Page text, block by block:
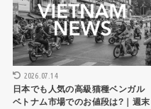
2026.07.14
日本でも人気の高級猫種ベンガル
ベトナム市場でのお値段は?｜週末